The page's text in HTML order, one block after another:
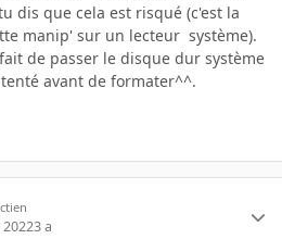
dis que cela est risqué (c'est la
manip' sur un lecteur système).
de passer le disque dur système
avant de formater^^.
3 a